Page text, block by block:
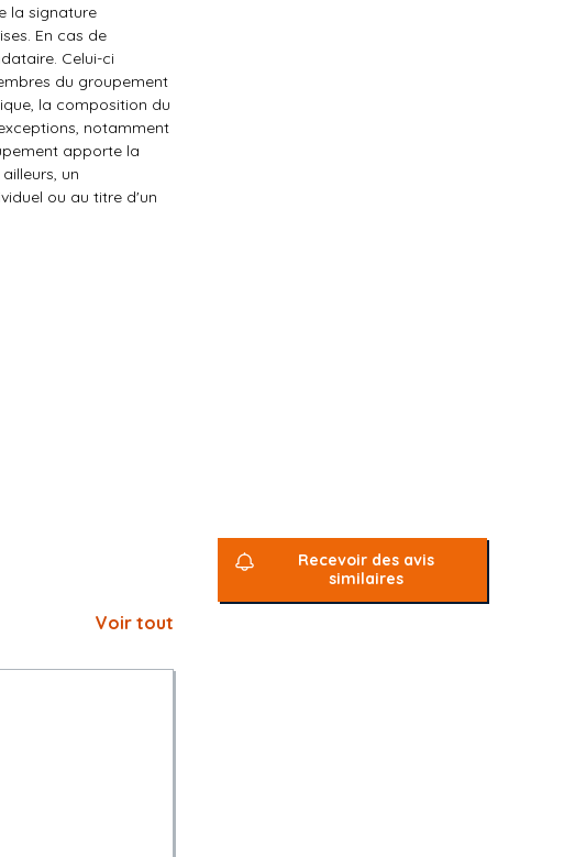
la signature
En cas de
Celui-ci
du groupement
la composition du
notamment
apporte la
un
ou au titre d'un
au devoir de
terrorisme
déclaration sur
et L. 2141-7 à L. 2141-
eu égard aux
Voir tout
Recevoir des avis
similaires